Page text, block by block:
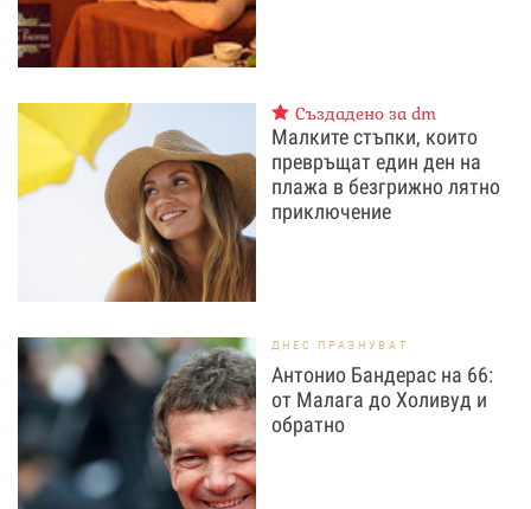
Създадено за dm
Малките стъпки, които
превръщат един ден на
плажа в безгрижно лятно
приключение
ДНЕС ПРАЗНУВАТ
Антонио Бандерас на 66:
от Малага до Холивуд и
обратно